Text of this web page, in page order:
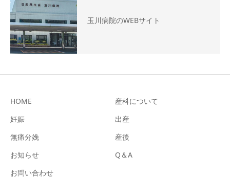
玉川病院のWEBサイト
HOME
産科について
妊娠
出産
無痛分娩
産後
お知らせ
Q＆A
お問い合わせ